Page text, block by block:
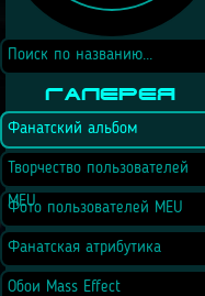
Галерея
Фанатский альбом
Творчество пользователей
MEU
Фото пользователей MEU
Фанатская атрибутика
Обои Mass Effect